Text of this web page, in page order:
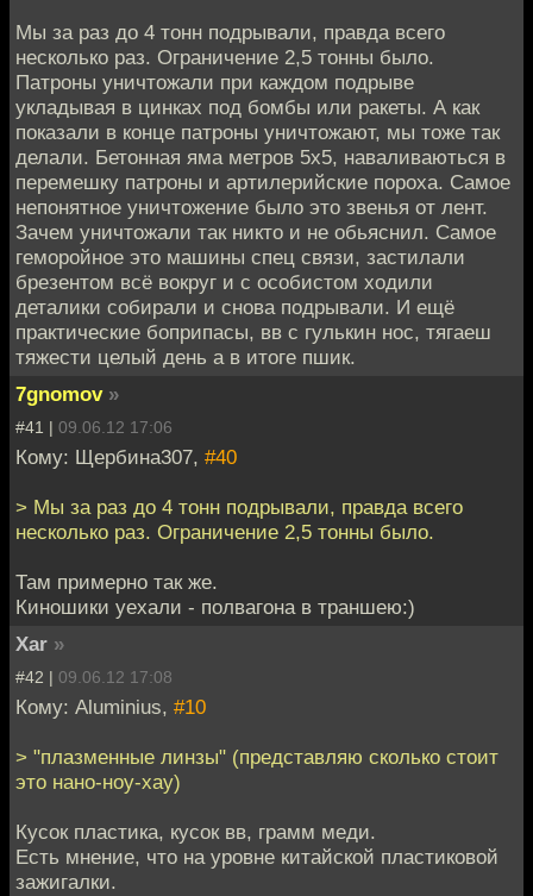
Мы за раз до 4 тонн подрывали, правда всего
несколько раз. Ограничение 2,5 тонны было.
Патроны уничтожали при каждом подрыве
укладывая в цинках под бомбы или ракеты. А как
показали в конце патроны уничтожают, мы тоже так
делали. Бетонная яма метров 5х5, наваливаються в
перемешку патроны и артилерийские пороха. Самое
непонятное уничтожение было это звенья от лент.
Зачем уничтожали так никто и не обьяснил. Самое
геморойное это машины спец связи, застилали
брезентом всё вокруг и с особистом ходили
деталики собирали и снова подрывали. И ещё
практические боприпасы, вв с гулькин нос, тягаеш
тяжести целый день а в итоге пшик.
7gnomov »
#41 | 09.06.12 17:06
Кому: Щербина307, #40
> Мы за раз до 4 тонн подрывали, правда всего
несколько раз. Ограничение 2,5 тонны было.
Там примерно так же.
Киношики уехали - полвагона в траншею:)
Xar »
#42 | 09.06.12 17:08
Кому: Aluminius, #10
> "плазменные линзы" (представляю сколько стоит
это нано-ноу-хау)
Кусок пластика, кусок вв, грамм меди.
Есть мнение, что на уровне китайской пластиковой
зажигалки.